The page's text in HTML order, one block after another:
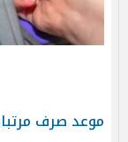
موعد صرف